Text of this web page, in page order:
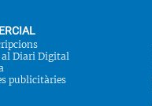
al Diari Digital
publicitàries